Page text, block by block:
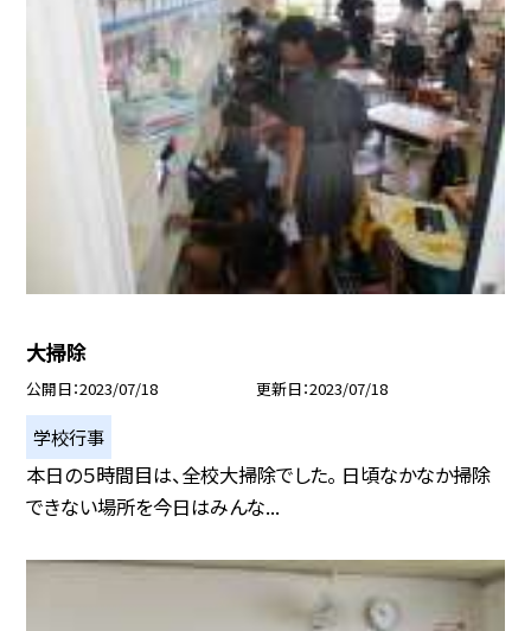
大掃除
公開日 2023/07/18 更新日 2023/07/18
学校行事
本日の５時間目は、全校大掃除でした。 日頃なかなか掃除
できない場所を今日はみんな...